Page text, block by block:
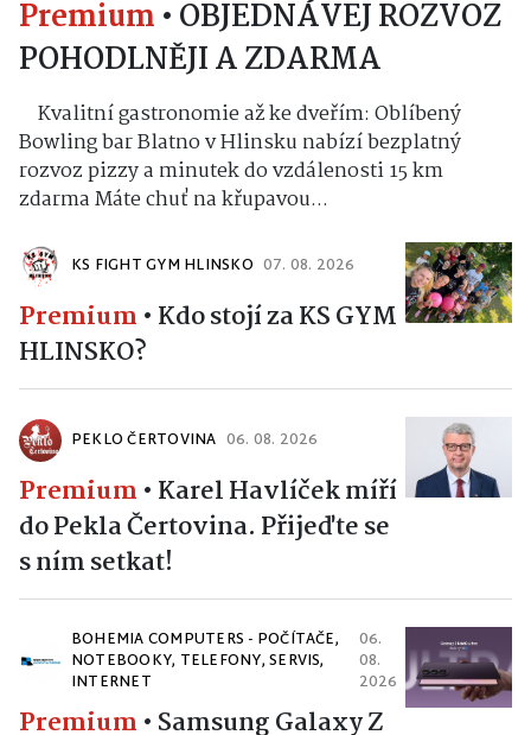
Premium • OBJEDNÁVEJ ROZVOZ
POHODLNĚJI A ZDARMA
Kvalitní gastronomie až ke dveřím: Oblíbený
Bowling bar Blatno v Hlinsku nabízí bezplatný
rozvoz pizzy a minutek do vzdálenosti 15 km
zdarma Máte chuť na křupavou...
KS FIGHT GYM HLINSKO 07. 08. 2026
Premium • Kdo stojí za KS GYM
HLINSKO?
PEKLO ČERTOVINA 06. 08. 2026
Premium • Karel Havlíček míří
do Pekla Čertovina. Přijeďte se
s ním setkat!
BOHEMIA COMPUTERS - POČÍTAČE,
NOTEBOOKY, TELEFONY, SERVIS,
INTERNET
06.
08.
2026
Premium • Samsung Galaxy Z